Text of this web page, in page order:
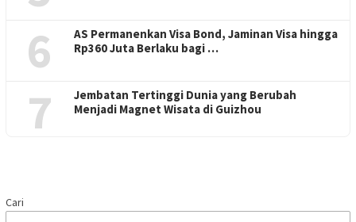
6
AS Permanenkan Visa Bond, Jaminan Visa hingga
Rp360 Juta Berlaku bagi …
7
Jembatan Tertinggi Dunia yang Berubah
Menjadi Magnet Wisata di Guizhou
Cari